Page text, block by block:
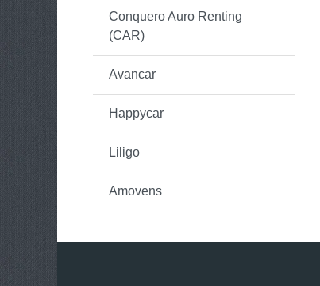
Conquero Auro Renting
(CAR)
Avancar
Happycar
Liligo
Amovens